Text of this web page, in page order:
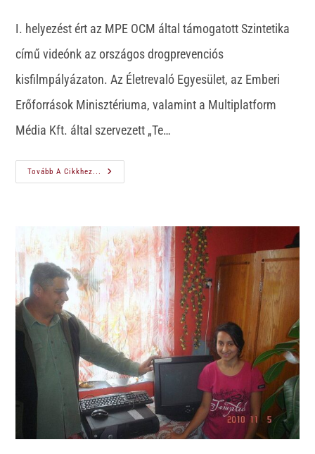
I. helyezést ért az MPE OCM által támogatott Szintetika
című videónk az országos drogprevenciós
kisfilmpályázaton. Az Életrevaló Egyesület, az Emberi
Erőforrások Minisztériuma, valamint a Multiplatform
Média Kft. által szervezett „Te…
Tovább A Cikkhez...